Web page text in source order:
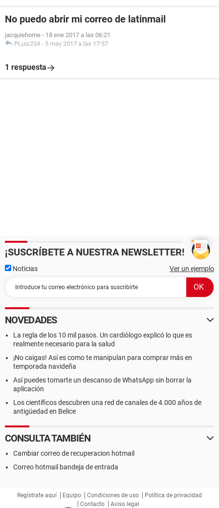
No puedo abrir mi correo de latinmail
jacquiehome - 18 ene 2017 a las 06:21
PLuis234 - 5 may 2017 a las 17:57
1 respuesta
¡SUSCRÍBETE A NUESTRA NEWSLETTER!
Noticias Ver un ejemplo
NOVEDADES
La regla de los 10 mil pasos. Un cardiólogo explicó lo que es
realmente necesario para la salud
¡No caigas! Así es como te manipulan para comprar más en
temporada navideña
Así puedes tomarte un descanso de WhatsApp sin borrar la
aplicación
Los científicos descubren una red de canales de 4.000 años de
antigüedad en Belice
CONSULTA TAMBIÉN
Cambiar correo de recuperacion hotmail
Correo hotmail bandeja de entrada
Regístrate aquí Equipo Condiciones de uso
Política de privacidad
Contacto
Aviso legal